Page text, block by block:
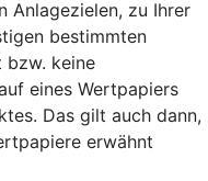
Anlagezielen, zu Ihrer
bestimmten
bzw. keine
eines Wertpapiers
Das gilt auch dann,
erwähnt